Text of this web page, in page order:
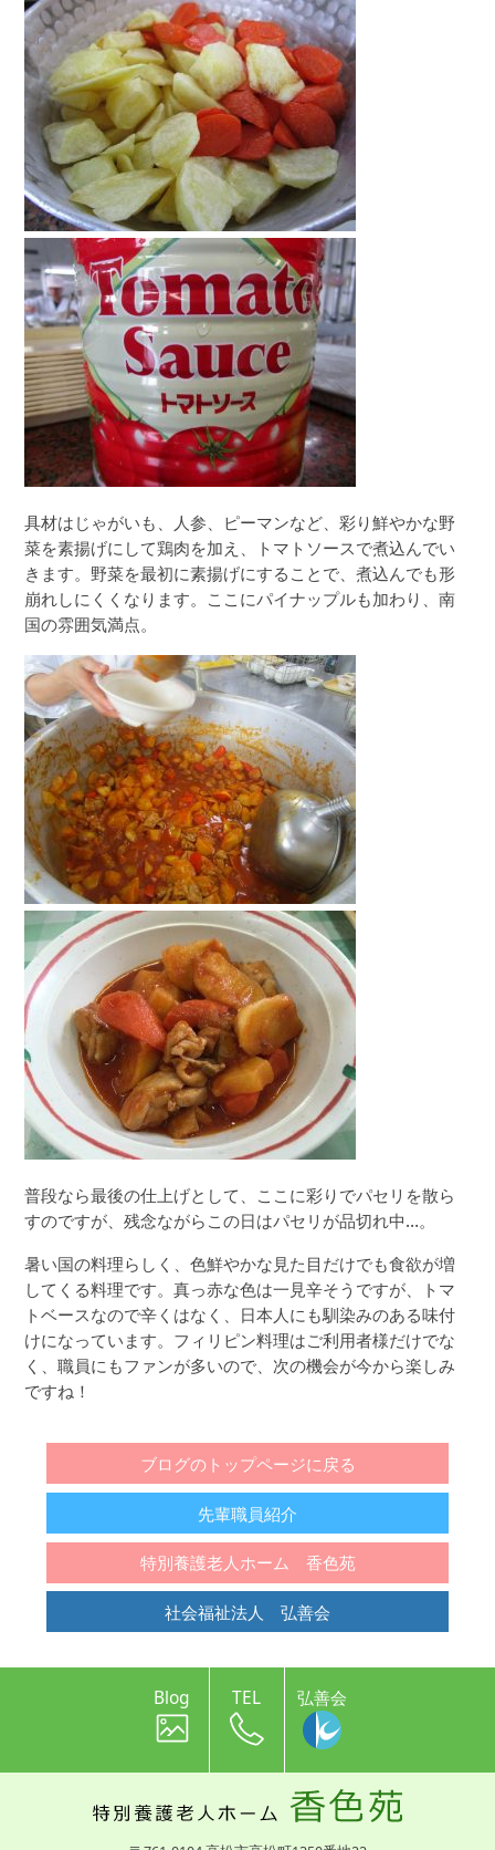
具材はじゃがいも、人参、ピーマンなど、彩り鮮やかな野
菜を素揚げにして鶏肉を加え、トマトソースで煮込んでい
きます。野菜を最初に素揚げにすることで、煮込んでも形
崩れしにくくなります。ここにパイナップルも加わり、南
国の雰囲気満点。
普段なら最後の仕上げとして、ここに彩りでパセリを散ら
すのですが、残念ながらこの日はパセリが品切れ中…。
暑い国の料理らしく、色鮮やかな見た目だけでも食欲が増
してくる料理です。真っ赤な色は一見辛そうですが、トマ
トベースなので辛くはなく、日本人にも馴染みのある味付
けになっています。フィリピン料理はご利用者様だけでな
く、職員にもファンが多いので、次の機会が今から楽しみ
ですね！
ブログのトップページに戻る
先輩職員紹介
特別養護老人ホーム 香色苑
社会福祉法人 弘善会
Blog TEL 弘善会